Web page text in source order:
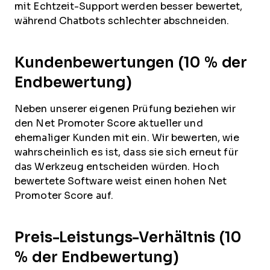
mit Echtzeit-Support werden besser bewertet,
während Chatbots schlechter abschneiden.
Kundenbewertungen (10 % der
Endbewertung)
Neben unserer eigenen Prüfung beziehen wir
den Net Promoter Score aktueller und
ehemaliger Kunden mit ein. Wir bewerten, wie
wahrscheinlich es ist, dass sie sich erneut für
das Werkzeug entscheiden würden. Hoch
bewertete Software weist einen hohen Net
Promoter Score auf.
Preis-Leistungs-Verhältnis (10
% der Endbewertung)